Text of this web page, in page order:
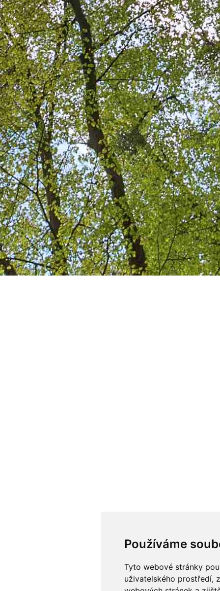
Používáme
Tyto webové stránky
uživatelského prostředí,